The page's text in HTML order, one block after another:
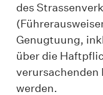
des
Genugtuung,
über die
verursachenden
werden.